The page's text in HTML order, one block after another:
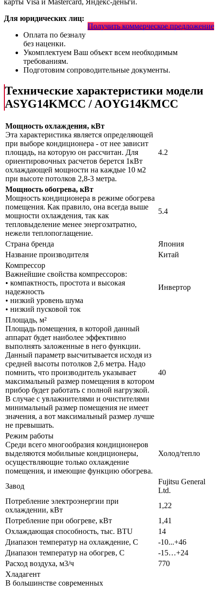
карты Visa и Mastercard, Яндекс-деньги.
Получить коммерческое предложение
Для юридических лиц:
Оплата по безналу
без наценки.
Укомплектуем Ваш объект всем необходимым
требованиям.
Подготовим сопроводительные документы.
Технические характеристики модели
ASYG14KMCC / AOYG14KMCC
Мощность охлаждения, кВт
Эта характеристика является определяющей
при выборе кондиционера - от нее зависит
площадь, на которую он рассчитан. Для
ориентировочных расчетов берется 1кВт
охлаждающей мощности на каждые 10 м2
при высоте потолков 2,8-3 метра.
4.2
Мощность обогрева, кВт
Мощность кондиционера в режиме обогрева
помещения. Как правило, она всегда выше
мощности охлаждения, так как
тепловыделение менее энергозатратно,
нежели теплопоглащение.
5.4
Страна бренда
Япония
Название производителя
Китай
Компрессор
Важнейшие свойства компрессоров:
• компактность, простота и высокая
надежность
• низкий уровень шума
• низкий пусковой ток
Инвертор
Площадь, м²
Площадь помещения, в которой данный
аппарат будет наиболее эффективно
выполнять заложенные в него функции.
Данный параметр высчитывается исходя из
средней высоты потолков 2,6 метра. Надо
помнить, что производитель указывает
максимальный размер помещения в котором
прибор будет работать с полной нагрузкой.
В случае с увлажнителями и очистителями
минимальный размер помещения не имеет
значения, а вот максимальный размер лучше
не превышать.
40
Режим работы
Среди всего многообразия кондиционеров
выделяются мобильные кондиционеры,
осуществляющие только охлаждение
помещения, и имеющие функцию обогрева.
Холод/тепло
Завод
Fujitsu General
Ltd.
Потребление электроэнергии при
охлаждении, кВт
1,22
Потребление при обогреве, кВт
1,41
Охлаждающая способность, тыс. BTU
14
Диапазон температур на охлаждение, С
-10...+46
Диапазон температур на обогрев, С
-15…+24
Расход воздуха, м3/ч
770
Хладагент
В большинстве современных